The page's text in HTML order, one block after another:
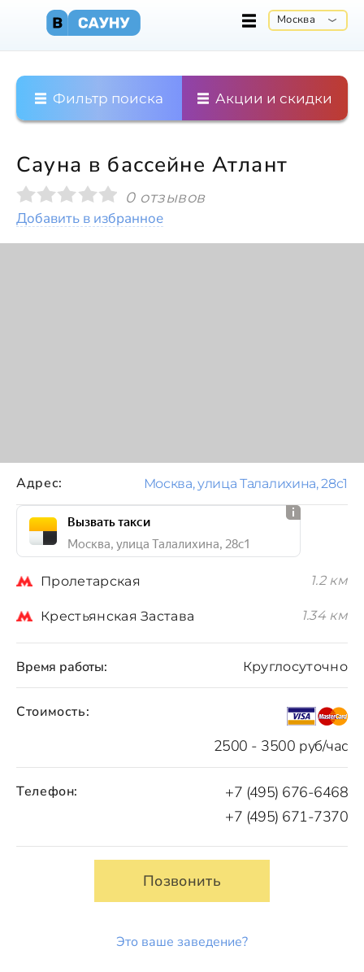
Москва
Фильтр поиска Акции и скидки
Сауна в бассейне Атлант
0 отзывов
Добавить в избранное
Стоимость:
2500 - 3500 руб/час
Время работы: Круглосуточно
Телефон:
+7 (495) 676-6468
+7 (495) 671-7370
Позвонить
Это ваше заведение?
Адрес: Москва, улица Талалихина, 28с1
Вызвать такси
Москва, улица Талалихина, 28с1
Пролетарская 1.2 км
Крестьянская Застава 1.34 км